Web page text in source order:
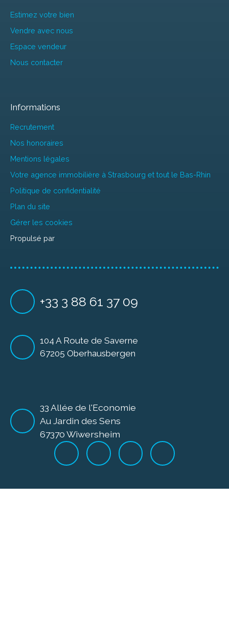
Estimez votre bien
Vendre avec nous
Espace vendeur
Nous contacter
Informations
Recrutement
Nos honoraires
Mentions légales
Votre agence immobilière à Strasbourg et tout le Bas-Rhin
Politique de confidentialité
Plan du site
Gérer les cookies
Propulsé par
+33 3 88 61 37 09
104 A Route de Saverne
67205 Oberhausbergen
33 Allée de l'Economie
Au Jardin des Sens
67370 Wiwersheim